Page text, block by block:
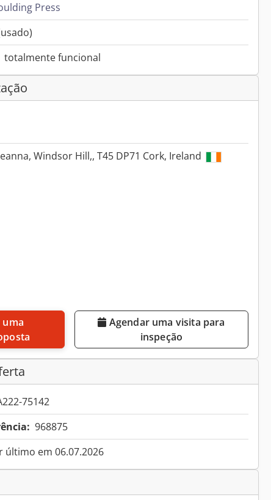
Press
totalmente funcional
Windsor Hill,, T45 DP71 Cork, Ireland
inspeção
75142
968875
último em 06.07.2026